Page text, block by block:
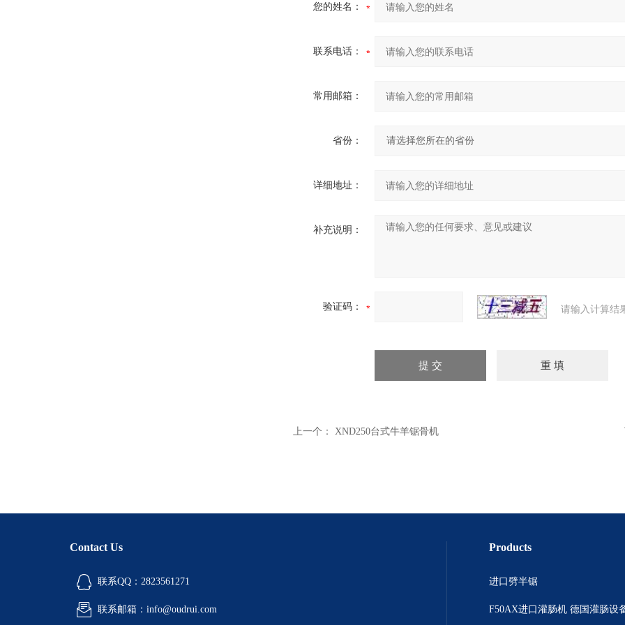
您的姓名：
联系电话：
常用邮箱：
省份：
详细地址：
补充说明：
验证码： 请输入计算结
上一个： XND250台式牛羊锯骨机
Contact Us
联系QQ：2823561271
联系邮箱：info@oudrui.com
Products
进口劈半锯
F50AX进口灌肠机 德国灌肠设